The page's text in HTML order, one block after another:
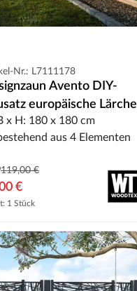
Nr.: L7111178
Avento DIY-
europäische Lärche
x H: 180 x 180 cm
aus 4 Elementen
119,00 €
€
1 Stück